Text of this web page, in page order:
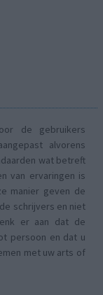
de gebruikers
alvorens
wat betreft
van ervaringen is
manier geven de
schrijvers en niet
er aan dat de
persoon en dat u
met uw arts of